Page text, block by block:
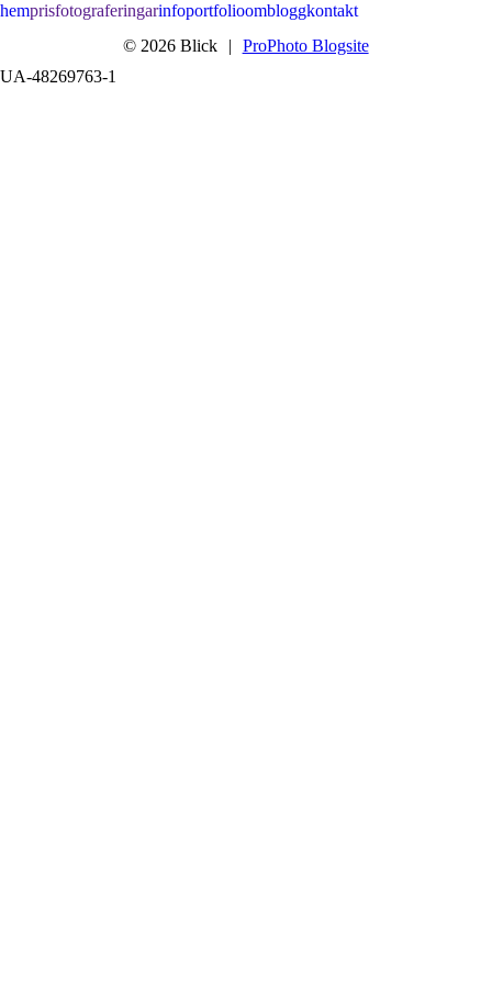
hemprisfotograferingarinfoportfolioombloggkontakt
© 2026 Blick
|
ProPhoto Blogsite
UA-48269763-1